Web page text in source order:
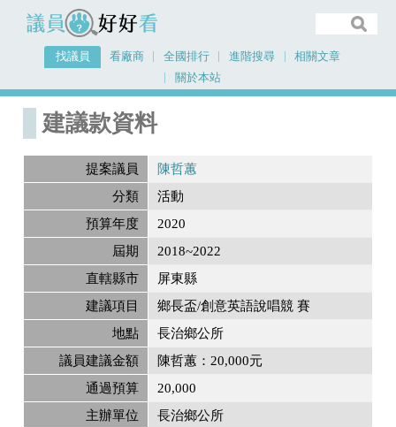
議員好好看
找議員 看廠商 全國排行 進階搜尋
相關文章
關於本站
首頁
建議款資料
提案議員
陳哲蕙
分類
活動
預算年度
2020
屆期
2018~2022
直轄縣市
屏東縣
建議項目
鄉長盃/創意英語說唱競 賽
地點
長治鄉公所
議員建議金額
陳哲蕙：20,000元
通過預算
20,000
主辦單位
長治鄉公所